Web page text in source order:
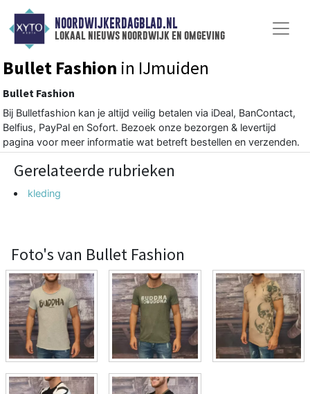
NOORDWIJKERDAGBLAD.NL
lokaal nieuws noordwijk en omgeving
Bullet Fashion in IJmuiden
Bullet Fashion
Bij Bulletfashion kan je altijd veilig betalen via iDeal, BanContact,
Belfius, PayPal en Sofort. Bezoek onze bezorgen & levertijd
pagina voor meer informatie wat betreft bestellen en verzenden.
Gerelateerde rubrieken
kleding
Foto's van Bullet Fashion